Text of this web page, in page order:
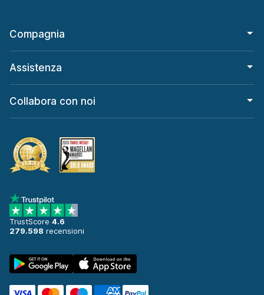
Compagnia
Assistenza
Collabora con noi
TrustScore 4.6
279.598 recensioni